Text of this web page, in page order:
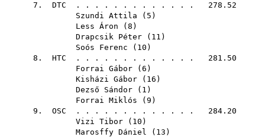
7. DTC . . . . . . . . . . . . . 278.52
Szundi Attila ( 5 )
Less Áron ( 8 )
Drapcsik Péter ( 11 )
Soós Ferenc ( 10 )
8. HTC . . . . . . . . . . . . . 281.50
Forrai Gábor ( 6 )
Kisházi Gábor ( 16 )
Dezső Sándor ( 1 )
Forrai Miklós ( 9 )
9. OSC . . . . . . . . . . . . . 284.20
Vizi Tibor ( 10 )
Marosffy Dániel ( 13 )